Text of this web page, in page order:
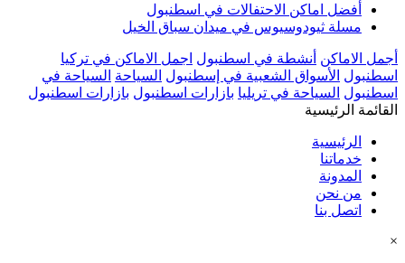
أفضل اماكن الاحتفالات في اسطنبول
مسلة ثيودوسيوس في ميدان سباق الخيل
أجمل الاماكن أنشطة في اسطنبول اجمل الاماكن في تركيا
اسطنبول الأسواق الشعبية في إسطنبول السياحة السياحة في
اسطنبول السياحة في تريليا بازارات اسطنبول بازارات اسطنبول
القائمة الرئيسية
الرئيسية
خدماتنا
المدونة
من نحن
اتصل بنا
×